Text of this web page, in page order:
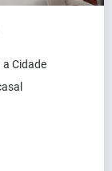
Cidade